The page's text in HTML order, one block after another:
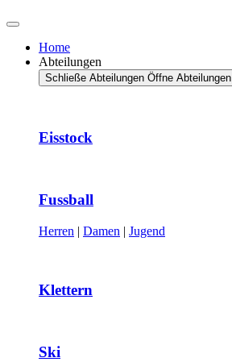
Home
Abteilungen
Schließe Abteilungen Öffne Abteilungen
Eisstock
Fussball
Herren | Damen | Jugend
Klettern
Ski